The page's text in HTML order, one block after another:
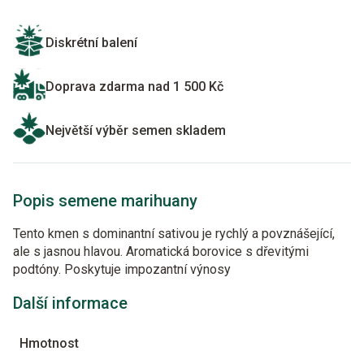
Diskrétní balení
Doprava zdarma nad 1 500 Kč
Největší výběr semen skladem
Popis semene marihuany
Tento kmen s dominantní sativou je rychlý a povznášející,
ale s jasnou hlavou. Aromatická borovice s dřevitými
podtóny. Poskytuje impozantní výnosy
Další informace
Hmotnost